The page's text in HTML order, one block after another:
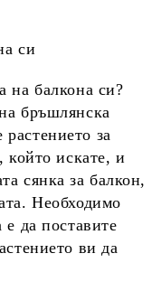
си
на балкона си?
бръшлянска
за
който искате, и
сянка за балкон,
Необходимо
е да поставите
ви да